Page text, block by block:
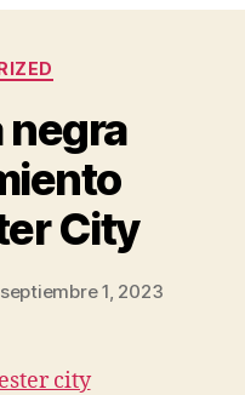
City
septiembre 1, 2023